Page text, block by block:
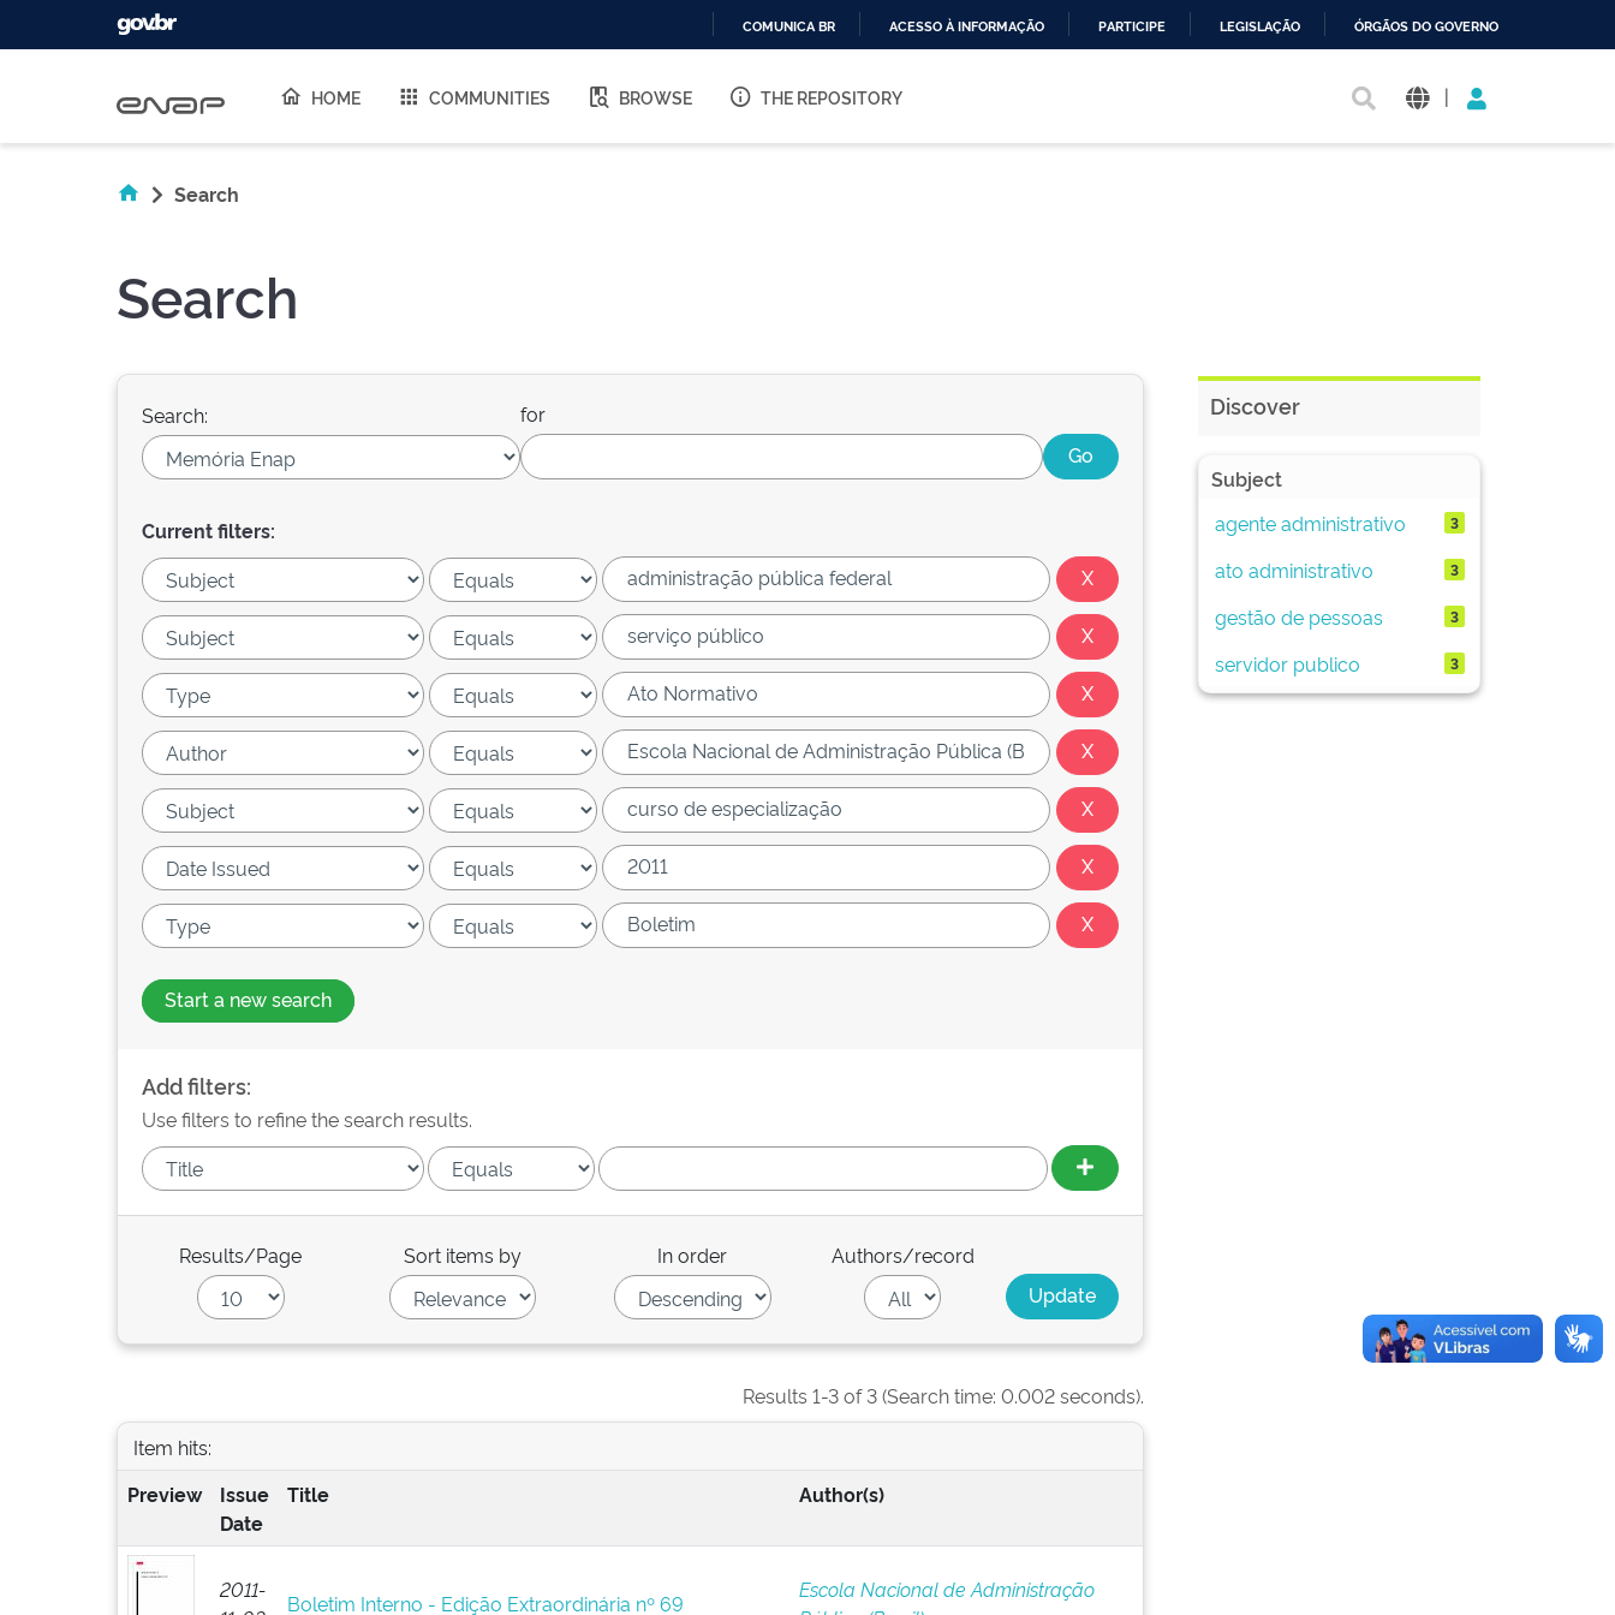
O
COMUNICA BR ACESSO À INFORMAÇÃO PARTICIPE LEGISLAÇÃO ÓRGÃOS DO GOVERNO
HOME COMMUNITIES BROWSE THE REPOSITORY |
Search
Search
Search: for
Current filters:
Start a new search
Add filters:
Use filters to refine the search results.
Results/Page Sort items by In order Authors/record
Results 1-3 of 3 (Search time: 0.002 seconds).
Item hits:
Preview
Issue
Date
Title Author(s)
2011-
Boletim Interno - Edição Extraordinária nº 69
Escola Nacional de Administração
Discover
Subject
agente administrativo
3
ato administrativo 3
gestão de pessoas 3
servidor publico 3